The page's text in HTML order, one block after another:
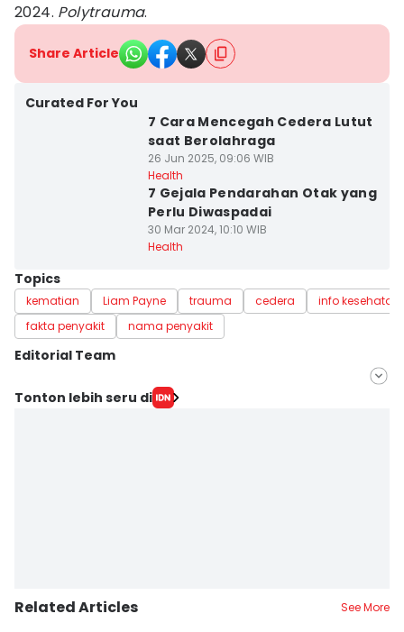
2024. Polytrauma.
Share Article
Curated For You
7 Cara Mencegah Cedera Lutut
saat Berolahraga
26 Jun 2025, 09:06 WIB
Health
7 Gejala Pendarahan Otak yang
Perlu Diwaspadai
30 Mar 2024, 10:10 WIB
Health
Topics
kematian Liam Payne trauma cedera
info kesehatan
fakta penyakit
nama penyakit
Editorial Team
Editor
Tonton lebih seru di
Related Articles See More